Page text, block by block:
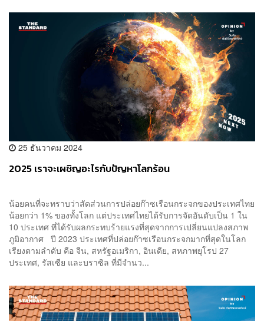
25 ธันวาคม 2024
2025 เราจะเผชิญอะไรกับปัญหาโลกร้อน
น้อยคนที่จะทราบว่าสัดส่วนการปล่อยก๊าซเรือนกระจกของประเทศไทย
น้อยกว่า 1% ของทั้งโลก แต่ประเทศไทยได้รับการจัดอันดับเป็น 1 ใน
10 ประเทศ ที่ได้รับผลกระทบร้ายแรงที่สุดจากการเปลี่ยนแปลงสภาพ
ภูมิอากาศ ปี 2023 ประเทศที่ปล่อยก๊าซเรือนกระจกมากที่สุดในโลก
เรียงตามลำดับ คือ จีน, สหรัฐอเมริกา, อินเดีย, สหภาพยุโรป 27
ประเทศ, รัสเซีย และบราซิล ที่มีจำนว...